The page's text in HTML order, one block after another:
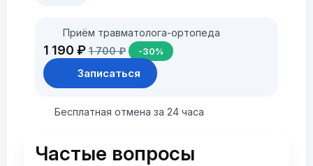
Приём травматолога-ортопеда
1 190 ₽ 1 700 ₽ -30%
Записаться
Бесплатная отмена за 24 часа
Частые вопросы